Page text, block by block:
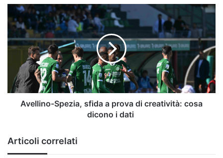
Avellino-
Spezia,
sfida
a
prova
creatività:
cosa
dicono
Avellino-Spezia, sfida a prova di creatività: cosa
dicono i dati
Articoli correlati